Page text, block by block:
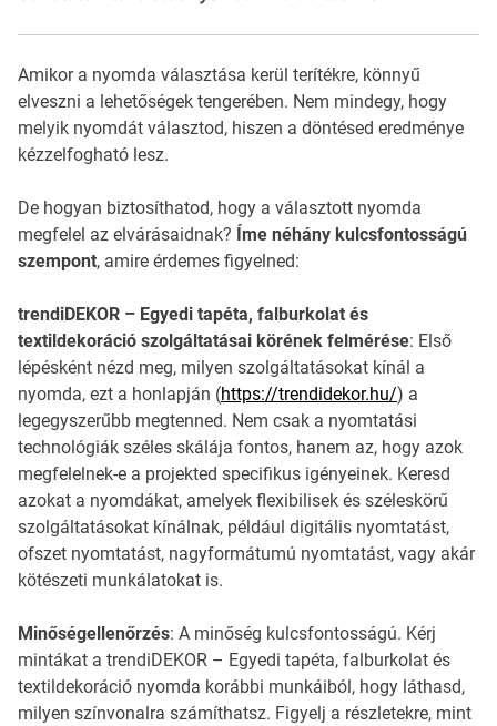
Amikor a nyomda választása kerül terítékre, könnyű
elveszni a lehetőségek tengerében. Nem mindegy, hogy
melyik nyomdát választod, hiszen a döntésed eredménye
kézzelfogható lesz.
De hogyan biztosíthatod, hogy a választott nyomda
megfelel az elvárásaidnak? Íme néhány kulcsfontosságú
szempont, amire érdemes figyelned:
trendiDEKOR – Egyedi tapéta, falburkolat és
textildekoráció szolgáltatásai körének felmérése: Első
lépésként nézd meg, milyen szolgáltatásokat kínál a
nyomda, ezt a honlapján (https://trendidekor.hu/) a
legegyszerűbb megtenned. Nem csak a nyomtatási
technológiák széles skálája fontos, hanem az, hogy azok
megfelelnek-e a projekted specifikus igényeinek. Keresd
azokat a nyomdákat, amelyek flexibilisek és széleskörű
szolgáltatásokat kínálnak, például digitális nyomtatást,
ofszet nyomtatást, nagyformátumú nyomtatást, vagy akár
kötészeti munkálatokat is.
Minőségellenőrzés: A minőség kulcsfontosságú. Kérj
mintákat a trendiDEKOR – Egyedi tapéta, falburkolat és
textildekoráció nyomda korábbi munkáiból, hogy láthasd,
milyen színvonalra számíthatsz. Figyelj a részletekre, mint